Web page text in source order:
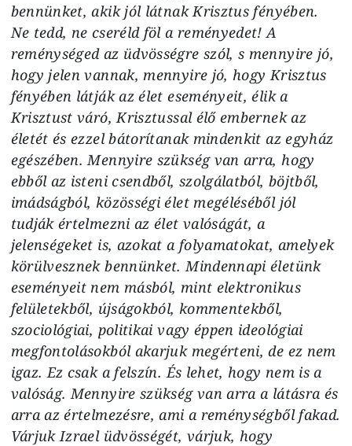
bennünket, akik jól látnak Krisztus fényében.
Ne tedd, ne cseréld föl a reményedet! A
reménységed az üdvösségre szól, s mennyire jó,
hogy jelen vannak, mennyire jó, hogy Krisztus
fényében látják az élet eseményeit, élik a
Krisztust váró, Krisztussal élő embernek az
életét és ezzel bátorítanak mindenkit az egyház
egészében. Mennyire szükség van arra, hogy
ebből az isteni csendből, szolgálatból, böjtből,
imádságból, közösségi élet megéléséből jól
tudják értelmezni az élet valóságát, a
jelenségeket is, azokat a folyamatokat, amelyek
körülvesznek bennünket. Mindennapi életünk
eseményeit nem másból, mint elektronikus
felületekből, újságokból, kommentekből,
szociológiai, politikai vagy éppen ideológiai
megfontolásokból akarjuk megérteni, de ez nem
igaz. Ez csak a felszín. És lehet, hogy nem is a
valóság. Mennyire szükség van arra a látásra és
arra az értelmezésre, ami a reménységből fakad.
Várjuk Izrael üdvösségét, várjuk, hogy